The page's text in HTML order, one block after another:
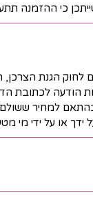
כי ההזמנה
הגנת הצרכן,
בניכוי דמי ביטול בסך
או על ידי מי